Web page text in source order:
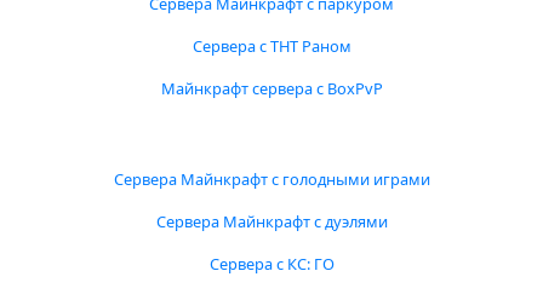
Сервера с ТНТ Раном
Майнкрафт сервера с BoxPvP
Сервера Майнкрафт с голодными играми
Сервера Майнкрафт с дуэлями
Сервера с КС: ГО